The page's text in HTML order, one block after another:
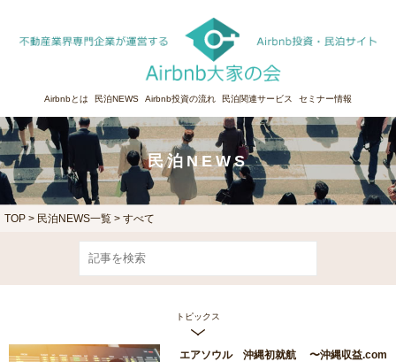
Airbnbとは 民泊NEWS Airbnb投資の流れ 民泊関連サービス セミナー情報
民泊NEWS
TOP > 民泊NEWS一覧 > すべて
トピックス
エアソウル 沖縄初就航 〜沖縄収益.com